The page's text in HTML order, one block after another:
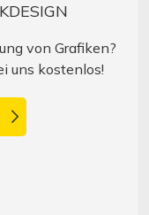
von Grafiken?
uns kostenlos!